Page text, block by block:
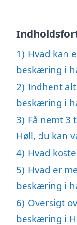
1) Hvad kan
beskæring i
2) Indhent
beskæring i
3) Få nemt 3
Høll, du kan
4) Hvad
5) Hvad er
beskæring i
6) Oversigt
beskæring i